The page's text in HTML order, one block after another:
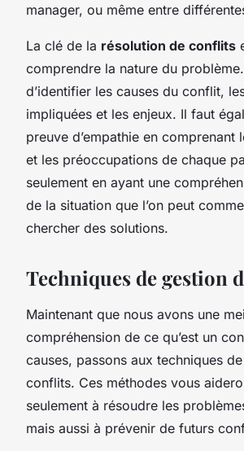
manager, ou même entre
La clé de la résolution de conflits
comprendre la nature du
d’identifier les causes du conflit,
impliquées et les enjeux. Il faut
preuve d’empathie en comprenant
et les préoccupations de chaque
seulement en ayant une
de la situation que l’on peut
chercher des solutions.
Techniques de gestion
Maintenant que nous avons une
compréhension de ce qu’est un
causes, passons aux techniques
conflits. Ces méthodes vous
seulement à résoudre les
mais aussi à prévenir de futurs